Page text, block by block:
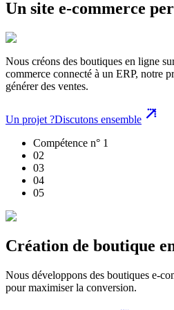
Un site e-commerce
Nous créons des boutiques en ligne
commerce connecté à un ERP, notre
générer des ventes.
Un projet ?Discutons ensemble
Compétence n° 1
02
03
04
05
Création de boutique
Nous développons des boutiques e-
pour maximiser la conversion.